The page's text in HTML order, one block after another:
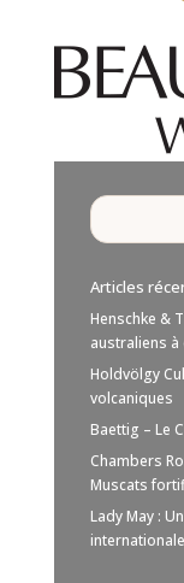
Articles
Henschke &
australiens
Holdvölgy
volcaniques
Baettig – Le
Chambers
Muscats
Lady May :
internationale